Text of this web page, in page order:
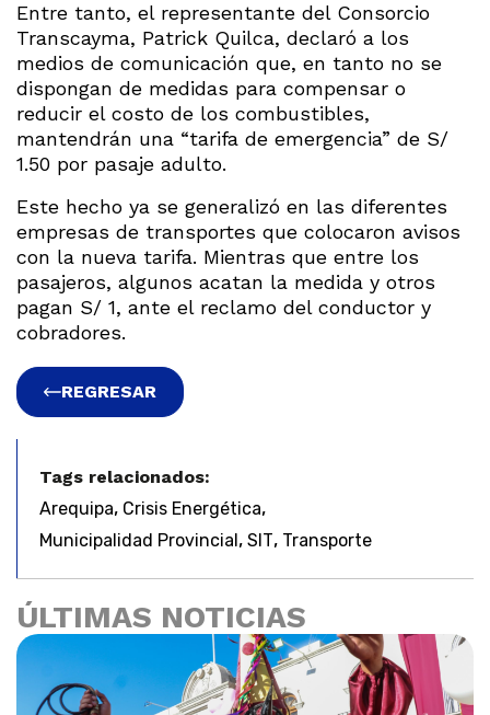
Entre tanto, el representante del Consorcio
Transcayma, Patrick Quilca, declaró a los
medios de comunicación que, en tanto no se
dispongan de medidas para compensar o
reducir el costo de los combustibles,
mantendrán una “tarifa de emergencia” de S/
1.50 por pasaje adulto.
Este hecho ya se generalizó en las diferentes
empresas de transportes que colocaron avisos
con la nueva tarifa. Mientras que entre los
pasajeros, algunos acatan la medida y otros
pagan S/ 1, ante el reclamo del conductor y
cobradores.
REGRESAR
Tags relacionados:
Arequipa, Crisis Energética,
Municipalidad Provincial , SIT, Transporte
ÚLTIMAS NOTICIAS